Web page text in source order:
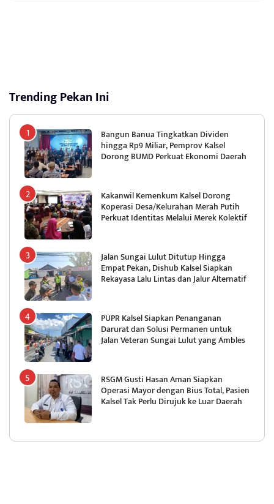
Trending Pekan Ini
Bangun Banua Tingkatkan Dividen
hingga Rp9 Miliar, Pemprov Kalsel
Dorong BUMD Perkuat Ekonomi Daerah
Kakanwil Kemenkum Kalsel Dorong
Koperasi Desa/Kelurahan Merah Putih
Perkuat Identitas Melalui Merek Kolektif
Jalan Sungai Lulut Ditutup Hingga
Empat Pekan, Dishub Kalsel Siapkan
Rekayasa Lalu Lintas dan Jalur Alternatif
PUPR Kalsel Siapkan Penanganan
Darurat dan Solusi Permanen untuk
Jalan Veteran Sungai Lulut yang Ambles
RSGM Gusti Hasan Aman Siapkan
Operasi Mayor dengan Bius Total, Pasien
Kalsel Tak Perlu Dirujuk ke Luar Daerah